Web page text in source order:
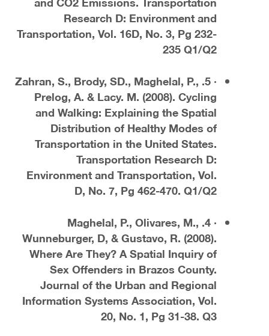
Research D: Environment and
Transportation, Vol. 16D, No. 3, Pg 232-
235 Q1/Q2
· 5. Zahran, S., Brody, SD., Maghelal, P.,
Prelog, A. & Lacy. M. (2008). Cycling
and Walking: Explaining the Spatial
Distribution of Healthy Modes of
Transportation in the United States.
Transportation Research D:
Environment and Transportation, Vol.
D, No. 7, Pg 462-470. Q1/Q2
· 4. Maghelal, P., Olivares, M.,
Wunneburger, D, & Gustavo, R. (2008).
Where Are They? A Spatial Inquiry of
Sex Offenders in Brazos County.
Journal of the Urban and Regional
Information Systems Association, Vol.
20, No. 1, Pg 31-38. Q3